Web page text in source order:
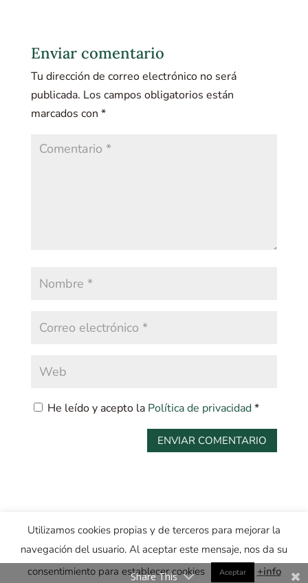
Enviar comentario
Tu dirección de correo electrónico no será
publicada. Los campos obligatorios están
marcados con *
He leído y acepto la Política de privacidad*
© SENDEROS DE SILENCIO |Diseñador Web: Max Camuñas |
Privacidad·Aviso legal·Cookies
Utilizamos cookies propias y de terceros para mejorar la
navegación del usuario. Al aceptar este mensaje, nos da su
consentimiento para establecer cookies
Aceptar +info
Share This